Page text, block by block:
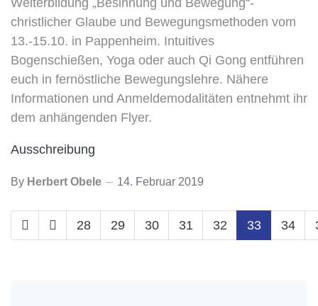
Weiterbildung „Besinnung und Bewegung“-
christlicher Glaube und Bewegungsmethoden vom
13.-15.10. in Pappenheim. Intuitives
Bogenschießen, Yoga oder auch Qi Gong entführen
euch in fernöstliche Bewegungslehre. Nähere
Informationen und Anmeldemodalitäten entnehmt ihr
dem anhängenden Flyer.
Ausschreibung
By Herbert Obele 14. Februar 2019
28 29 30 31 32 33 34